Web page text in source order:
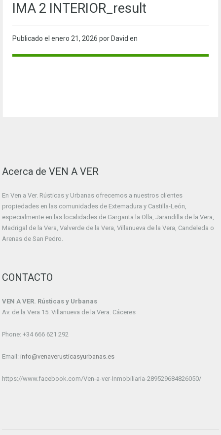
IMA 2 INTERIOR_result
Publicado el enero 21, 2026 por David en
Acerca de VEN A VER
En Ven a Ver. Rústicas y Urbanas ofrecemos a nuestros clientes
propiedades en las comunidades de Extemadura y Castilla-León,
especialmente en las localidades de Garganta la Olla, Jarandilla de la Vera,
Madrigal de la Vera, Valverde de la Vera, Villanueva de la Vera, Candeleda o
Arenas de San Pedro.
CONTACTO
VEN A VER. Rústicas y Urbanas
Av. de la Vera 15. Villanueva de la Vera. Cáceres
Phone: +34 666 621 292
Email: info@venaverusticasyurbanas.es
https://www.facebook.com/Ven-a-ver-Inmobiliaria-289529684826050/